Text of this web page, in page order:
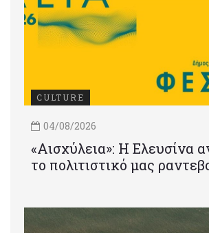
CULTURE
04/08/2026
«Αισχύλεια»: Η Ελευσίνα
το πολιτιστικό μας